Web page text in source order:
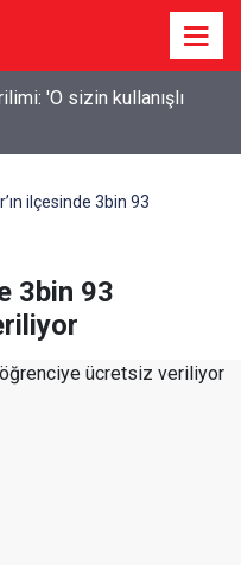
konutu ve iş yeri inşa
ilçesinde 3bin 93
3bin 93